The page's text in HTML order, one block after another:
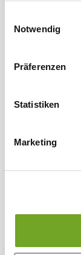
Notwendig
Präferenzen
Statistiken
Marketing